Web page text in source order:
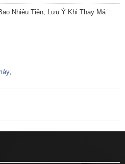
Nhiêu Tiền, Lưu Ý Khi Thay Má